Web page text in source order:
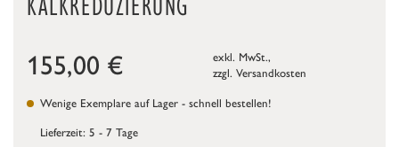
155,00 €
exkl. MwSt.,
zzgl. Versandkosten
Wenige Exemplare auf Lager - schnell bestellen!
Lieferzeit: 5 - 7 Tage